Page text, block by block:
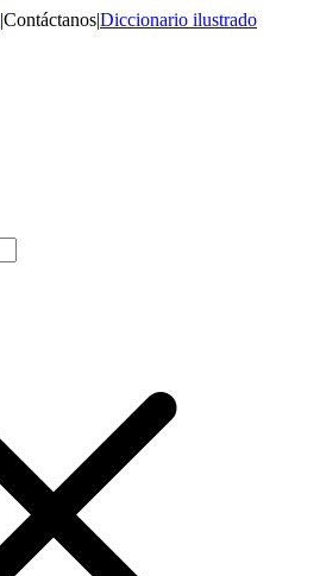
|Contáctanos|Diccionario ilustrado